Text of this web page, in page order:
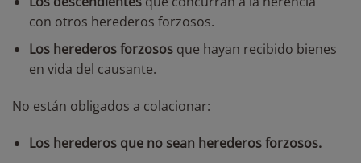
con otros herederos forzosos.
Los herederos forzososque hayan recibido bienes
en vida del causante.
No están obligados a colacionar:
Los herederos que no sean herederos forzosos.